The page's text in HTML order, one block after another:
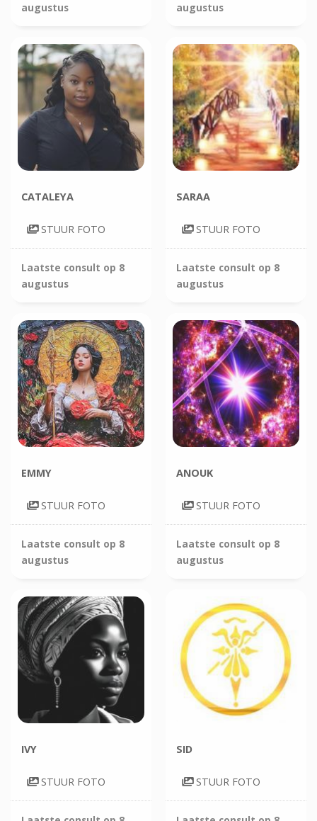
augustus
augustus
CATALEYA
STUUR FOTO
Laatste consult op 8
augustus
SARAA
STUUR FOTO
Laatste consult op 8
augustus
EMMY
STUUR FOTO
Laatste consult op 8
augustus
ANOUK
STUUR FOTO
Laatste consult op 8
augustus
IVY
STUUR FOTO
SID
STUUR FOTO